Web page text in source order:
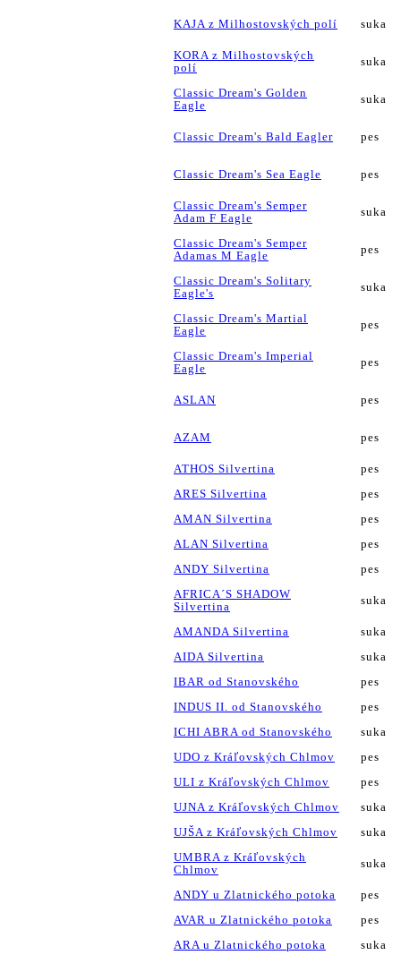
KAJA z Milhostovských polí suka
KORA z Milhostovských
polí
suka
Classic Dream's Golden
Eagle
suka
Classic Dream's Bald Eagler pes
Classic Dream's Sea Eagle pes
Classic Dream's Semper
Adam F Eagle
suka
Classic Dream's Semper
Adamas M Eagle
pes
Classic Dream's Solitary
Eagle's
suka
Classic Dream's Martial
Eagle
pes
Classic Dream's Imperial
Eagle
pes
ASLAN pes
AZAM pes
ATHOS Silvertina
pes
ARES Silvertina
pes
AMAN Silvertina
pes
ALAN Silvertina
pes
ANDY Silvertina
pes
AFRICA´S SHADOW
Silvertina
suka
AMANDA Silvertina
suka
AIDA Silvertina
suka
IBAR od Stanovského
pes
INDUS II. od Stanovského
pes
ICHI ABRA od Stanovského
suka
UDO z Kráľovských Chlmov
pes
ULI z Kráľovských Chlmov
pes
UJNA z Kráľovských Chlmov
suka
UJŠA z Kráľovských Chlmov
suka
UMBRA z Kráľovských
Chlmov
suka
ANDY u Zlatnického potoka
pes
AVAR u Zlatnického potoka
pes
ARA u Zlatnického potoka
suka